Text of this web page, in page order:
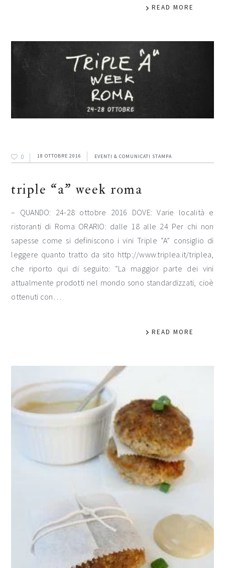
READ MORE
0 18 OTTOBRE 2016 EVENTI & COMUNICATI STAMPA
triple “a” week roma
– QUANDO: 24-28 ottobre 2016 DOVE: Varie località e
ristoranti di Roma ORARIO: dalle 18 alle 24 Per chi non
sapesse come si definiscono i vini Triple “A” consiglio di
leggere quanto tratto da sito http://www.triplea.it/triplea,
che riporto qui di seguito: “La maggior parte dei vini
attualmente prodotti nel mondo sono standardizzati, cioè
ottenuti con…
READ MORE